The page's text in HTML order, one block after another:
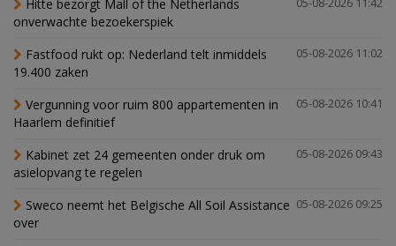
05-08-2026 11:42
Hitte bezorgt Mall of the Netherlands
onverwachte bezoekerspiek
05-08-2026 11:02
Fastfood rukt op: Nederland telt inmiddels
19.400 zaken
05-08-2026 10:41
Vergunning voor ruim 800 appartementen in
Haarlem definitief
05-08-2026 09:43
Kabinet zet 24 gemeenten onder druk om
asielopvang te regelen
05-08-2026 09:25
Sweco neemt het Belgische All Soil Assistance
over